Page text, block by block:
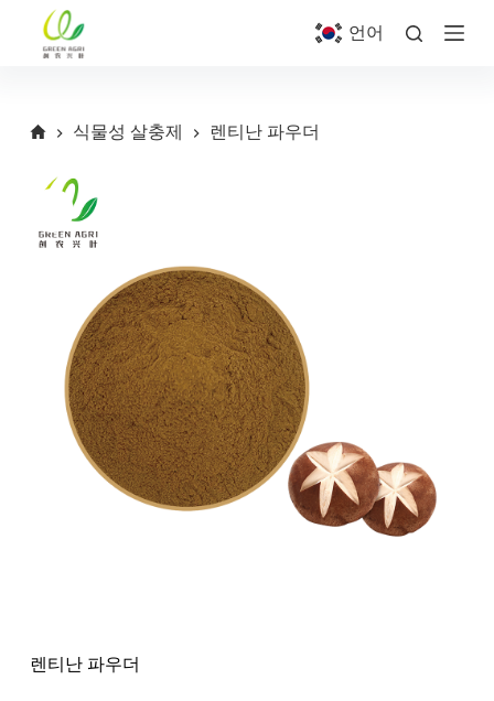
언어
식물성 살충제 렌티난 파우더
렌티난 파우더